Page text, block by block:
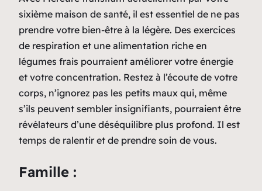
sixième maison de santé, il est essentiel de ne pas
prendre votre bien-être à la légère. Des exercices
de respiration et une alimentation riche en
légumes frais pourraient améliorer votre énergie
et votre concentration. Restez à l’écoute de votre
corps, n’ignorez pas les petits maux qui, même
s’ils peuvent sembler insignifiants, pourraient être
révélateurs d’une déséquilibre plus profond. Il est
temps de ralentir et de prendre soin de vous.
Famille :